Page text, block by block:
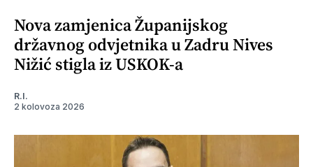
Nova zamjenica Županijskog
državnog odvjetnika u Zadru Nives
Nižić stigla iz USKOK-a
R.I.
2 kolovoza 2026